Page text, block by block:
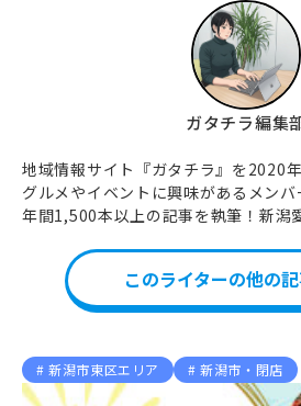
ガタチラ編集
地域情報サイト『ガタチラ』を2020
グルメやイベントに興味があるメン
年間1,500本以上の記事を執筆！新潟
このライターの他の
新潟市東区エリア 新潟市・閉店